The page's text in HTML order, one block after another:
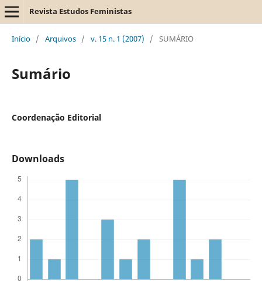
Revista Estudos Feministas
Início / Arquivos / v. 15 n. 1 (2007) / SUMÁRIO
Sumário
Coordenação Editorial
Downloads